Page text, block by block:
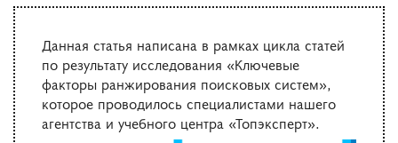
Данная статья написана в рамках цикла статей
по результату исследования «Ключевые
факторы ранжирования поисковых систем»,
которое проводилось специалистами нашего
агентства и учебного центра «Топэксперт».